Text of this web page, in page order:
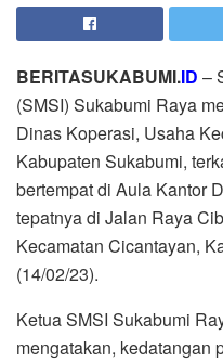
BERITASUKABUMI.ID –
(SMSI) Sukabumi Raya
Dinas Koperasi, Usaha
Kabupaten Sukabumi,
bertempat di Aula Kantor
tepatnya di Jalan Raya
Kecamatan Cicantayan,
(14/02/23).
Ketua SMSI Sukabumi
mengatakan, kedatangan